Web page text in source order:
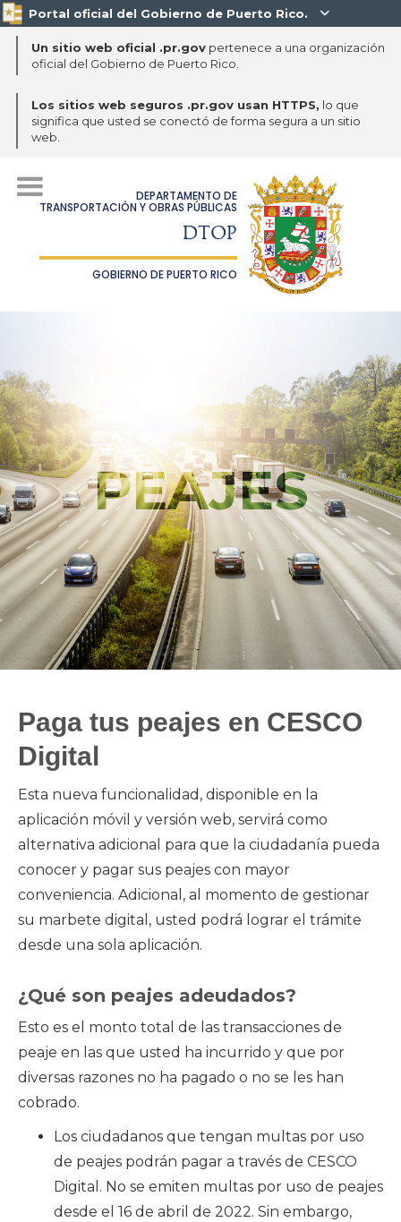
Portal oficial del Gobierno de Puerto Rico. 
Un sitio web oficial .pr.govpertenece a una organización
oficial del Gobierno de Puerto Rico.
Los sitios web seguros .pr.gov usan HTTPS, lo que
significa que usted se conectó de forma segura a un sitio
web.
DEPARTAMENTO DE
TRANSPORTACIÓN Y OBRAS PÚBLICAS
DTOP
GOBIERNO DE PUERTO RICO
PEAJES
PEAJES
Paga tus peajes en CESCO
Digital
Esta nueva funcionalidad, disponible en la
aplicación móvil y versión web, servirá como
alternativa adicional para que la ciudadanía pueda
conocer y pagar sus peajes con mayor
conveniencia. Adicional, al momento de gestionar
su marbete digital, usted podrá lograr el trámite
desde una sola aplicación.
¿Qué son peajes adeudados?
Esto es el monto total de las transacciones de
peaje en las que usted ha incurrido y que por
diversas razones no ha pagado o no se les han
cobrado.
Los ciudadanos que tengan multas por uso
de peajes podrán pagar a través de CESCO
Digital. No se emiten multas por uso de peajes
desde el 16 de abril de 2022. Sin embargo,